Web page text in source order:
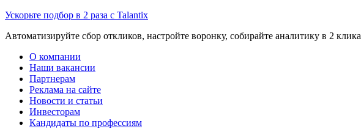
Ускорьте подбор в 2 раза с Talantix
Автоматизируйте сбор откликов, настройте воронку, собирайте аналитику в 2 клика
О компании
Наши вакансии
Партнерам
Реклама на сайте
Новости и статьи
Инвесторам
Кандидаты по профессиям